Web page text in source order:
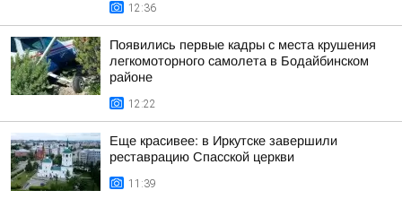
12:36
Появились первые кадры с места крушения
легкомоторного самолета в Бодайбинском
районе
12:22
Еще красивее: в Иркутске завершили
реставрацию Спасской церкви
11:39